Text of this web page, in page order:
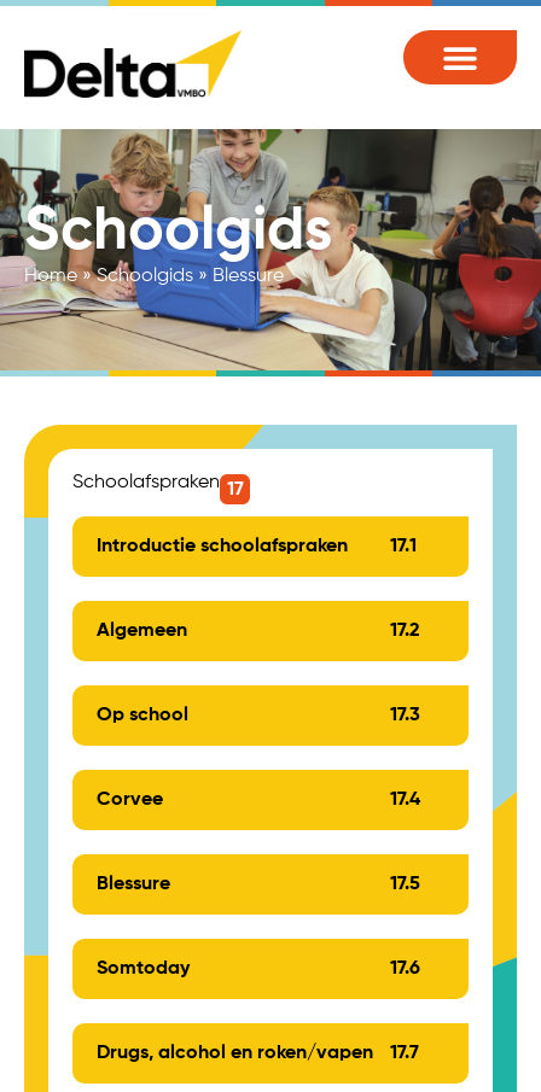
Schoolgids
Home»Schoolgids » Blessure
Schoolafspraken 17
Introductie schoolafspraken 17.1
Algemeen 17.2
Op school 17.3
Corvee 17.4
Blessure 17.5
Somtoday 17.6
Drugs, alcohol en roken/vapen 17.7